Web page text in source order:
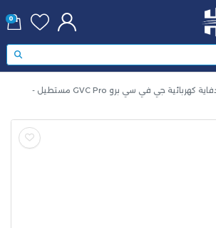
0
دفاية كهربائية جي في سي برو GVC Pro مستطيل -